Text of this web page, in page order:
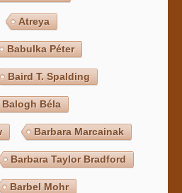
Atreya
Babulka Péter
Baird T. Spalding
Balogh Béla
Barbara Marcainak
Barbara Taylor Bradford
Barbel Mohr